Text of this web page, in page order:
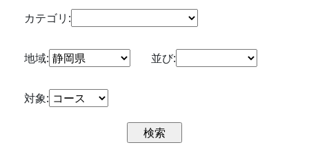
カテゴリ:
地域: 並び:
対象: